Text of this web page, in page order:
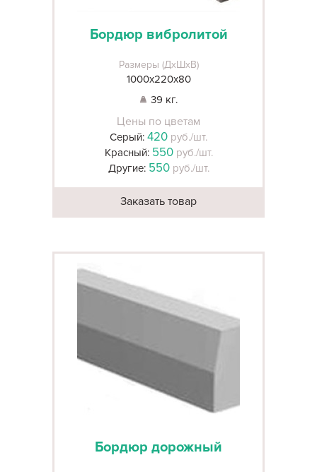
Бордюр вибролитой
Размеры (ДхШхВ)
1000х220х80
39 кг.
Цены по цветам
Серый: 420 руб./шт.
Красный: 550 руб./шт.
Другие: 550 руб./шт.
Заказать товар
Бордюр дорожный